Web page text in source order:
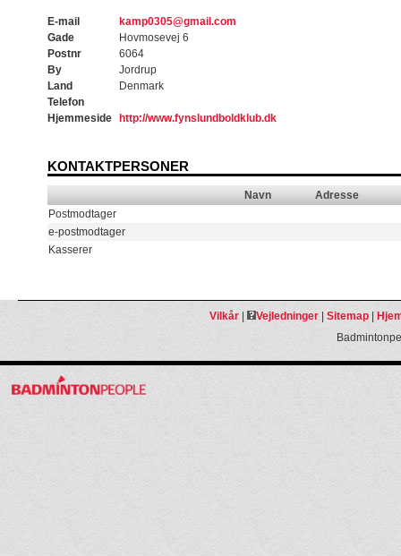
E-mail
kamp0305@gmail.com
Gade
Hovmosevej 6
Postnr
6064
By
Jordrup
Land
Denmark
Telefon
Hjemmeside
http://www.fynslundboldklub.dk
KONTAKTPERSONER
Navn
Adresse
Postmodtager
e-postmodtager
Kasserer
Vilkår| Vejledninger| Sitemap|